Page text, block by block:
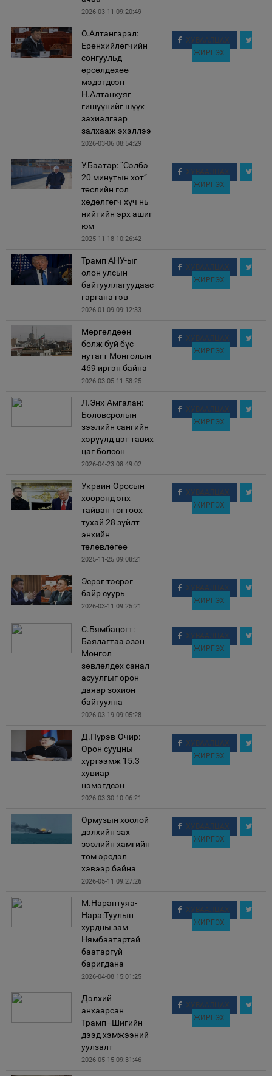
2026-03-11 09:20:49
О.Алтангэрэл:
Ерөнхийлөгчийн
сонгуульд
өрсөлдөхөө
мэдэгдсэн
Н.Алтанхуяг
гишүүнийг шүүх
захиалгаар
залхааж эхэллээ
2026-03-06 08:54:29
ХУВААЛЦАХ
ЖИРГЭХ
У.Баатар: “Сэлбэ
20 минутын хот”
төслийн гол
хөдөлгөгч хүч нь
нийтийн эрх ашиг
юм
2025-11-18 10:26:42
ХУВААЛЦАХ
ЖИРГЭХ
Трамп АНУ-ыг
олон улсын
байгууллагуудаас
гаргана гэв
2026-01-09 09:12:33
ХУВААЛЦАХ
ЖИРГЭХ
Мөргөлдөөн
болж буй бүс
нутагт Монголын
469 иргэн байна
2026-03-05 11:58:25
ХУВААЛЦАХ
ЖИРГЭХ
Л.Энх-Амгалан:
Боловсролын
зээлийн сангийн
хэрүүлд цэг тавих
цаг болсон
2026-04-23 08:49:02
ХУВААЛЦАХ
ЖИРГЭХ
Украин-Оросын
хооронд энх
тайван тогтоох
тухай 28 зүйлт
энхийн
төлөвлөгөө
2025-11-25 09:08:21
ХУВААЛЦАХ
ЖИРГЭХ
Эсрэг тэсрэг
байр суурь
2026-03-11 09:25:21
ХУВААЛЦАХ
ЖИРГЭХ
С.Бямбацогт:
Баялагтаа эзэн
Монгол
зөвлөлдөх санал
асуулгыг орон
даяар зохион
байгуулна
2026-03-19 09:05:28
ХУВААЛЦАХ
ЖИРГЭХ
Д.Пүрэв-Очир:
Орон сууцны
хүртээмж 15.3
хувиар
нэмэгдсэн
2026-03-30 10:06:21
ХУВААЛЦАХ
ЖИРГЭХ
Ормузын хоолой
дэлхийн зах
зээлийн хамгийн
том эрсдэл
хэвээр байна
2026-05-11 09:27:26
ХУВААЛЦАХ
ЖИРГЭХ
М.Нарантуяа-
Нара:Туулын
хурдны зам
Нямбаатартай
баатаргүй
баригдана
2026-04-08 15:01:25
ХУВААЛЦАХ
ЖИРГЭХ
Дэлхий
анхаарсан
Трамп–Шигийн
дээд хэмжээний
уулзалт
2026-05-15 09:31:46
ХУВААЛЦАХ
ЖИРГЭХ